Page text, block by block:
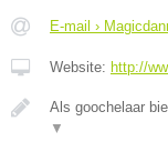
E-mail ›
Website: http://
Als goochelaar
▼